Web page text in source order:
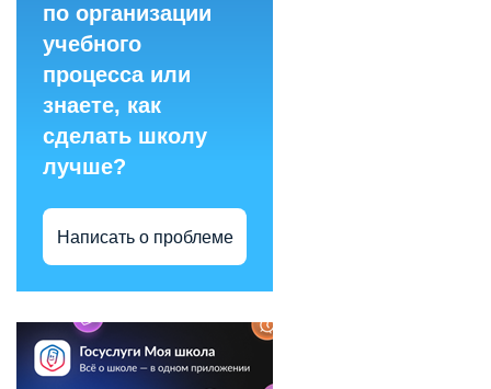
по организации
учебного
процесса или
знаете, как
сделать школу
лучше?
Написать о проблеме